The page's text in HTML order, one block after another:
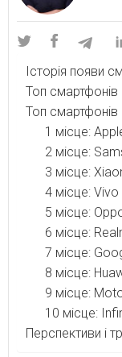
Історія появи
Топ смартфонів
Топ смартфонів
1 місце:
2 місце:
3 місце:
4 місце:
5 місце:
6 місце:
7 місце:
8 місце:
9 місце:
10 місце:
Перспективи і